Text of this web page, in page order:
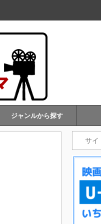
ジャンルから探す